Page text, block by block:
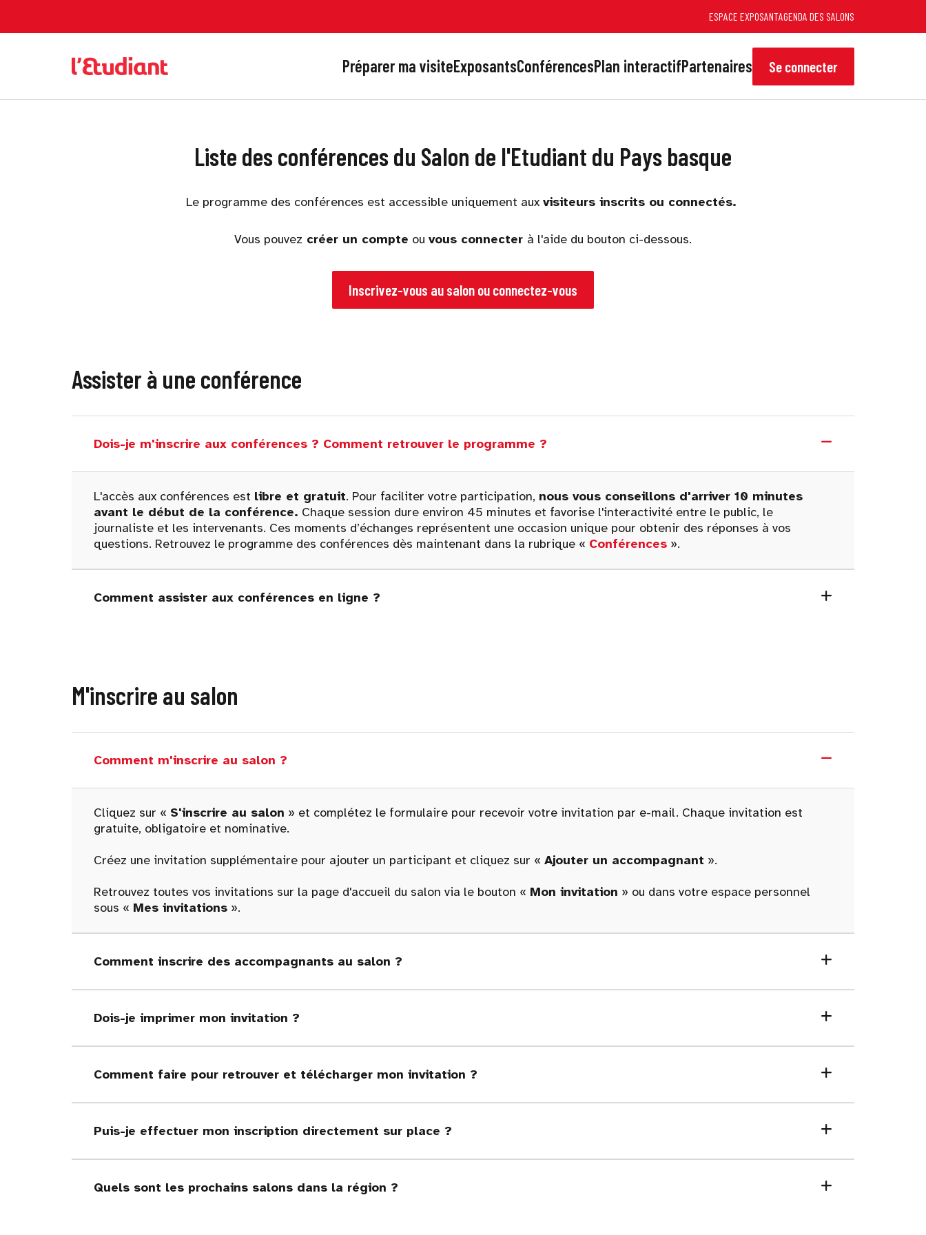
ESPACE EXPOSANTAGENDA DES SALONS
Préparer ma visiteExposantsConférencesPlan interactifPartenaires Se connecter
Liste des conférences du Salon de l'Etudiant du Pays basque
Le programme des conférences est accessible uniquement aux visiteurs inscrits ou connectés.
Vous pouvez créer un compte ou vous connecter à l'aide du bouton ci-dessous.
Inscrivez-vous au salon ou connectez-vous
Assister à une conférence
Dois-je m'inscrire aux conférences ? Comment retrouver le programme ?
L'accès aux conférences est libre et gratuit. Pour faciliter votre participation, nous vous conseillons d'arriver 10 minutes
avant le début de la conférence. Chaque session dure environ 45 minutes et favorise l'interactivité entre le public, le
journaliste et les intervenants. Ces moments d’échanges représentent une occasion unique pour obtenir des réponses à vos
questions. Retrouvez le programme des conférences dès maintenant dans la rubrique « Conférences ».
Comment assister aux conférences en ligne ?
M'inscrire au salon
Comment m'inscrire au salon ?
Cliquez sur « S'inscrire au salon » et complétez le formulaire pour recevoir votre invitation par e-mail. Chaque invitation est
gratuite, obligatoire et nominative.
Créez une invitation supplémentaire pour ajouter un participant et cliquez sur « Ajouter un accompagnant ».
Retrouvez toutes vos invitations sur la page d'accueil du salon via le bouton « Mon invitation » ou dans votre espace personnel
sous « Mes invitations ».
Comment inscrire des accompagnants au salon ?
Dois-je imprimer mon invitation ?
Comment faire pour retrouver et télécharger mon invitation ?
Puis-je effectuer mon inscription directement sur place ?
Quels sont les prochains salons dans la région ?